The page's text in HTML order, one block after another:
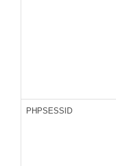
PHPSESSID